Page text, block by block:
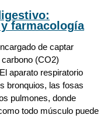
farmacología
de captar
(CO2)
aparato respiratorio
bronquios, las fosas
pulmones, donde
todo músculo puede